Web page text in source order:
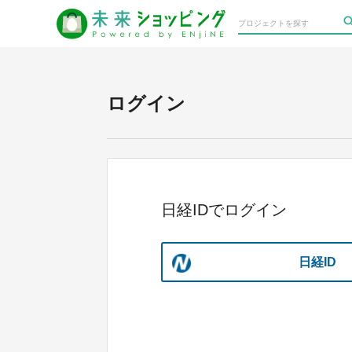
ログイン
日経IDでログイン
日経ID